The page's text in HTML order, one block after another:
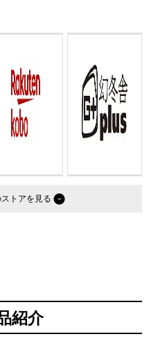
トア
紹介